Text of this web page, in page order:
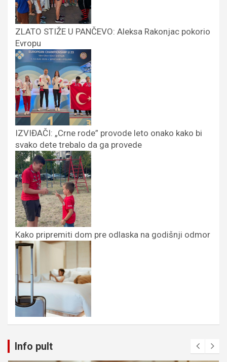
ZLATO STIŽE U PANČEVO: Aleksa Rakonjac pokorio
Evropu
IZVIĐAČI: „Crne rode” provode leto onako kako bi
svako dete trebalo da ga provede
Kako pripremiti dom pre odlaska na godišnji odmor
Info pult